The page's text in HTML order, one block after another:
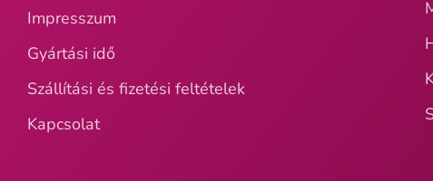
Impresszum
Gyártási idő
Szállítási és fizetési feltételek
Kapcsolat